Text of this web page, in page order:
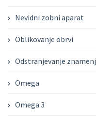
Nevidni zobni aparat
Oblikovanje obrvi
Odstranjevanje znamenj
Omega
Omega 3